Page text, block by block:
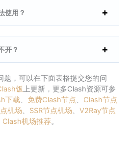
使用？
开？
题，可以在下面表格提交您的问
饭 上更新，更多Clash资源可参
下载 免费Clash节点
Clash节点
机场 SSR节点机场
V2Ray节点
Clash机场推荐。